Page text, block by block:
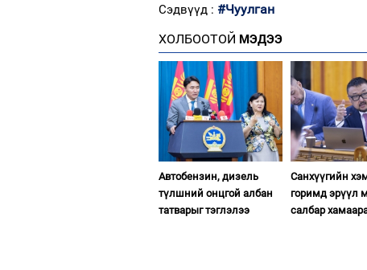
Сэдвүүд : #Чуулган
ХОЛБООТОЙ МЭДЭЭ
Автобензин, дизель
түлшний онцгой албан
татварыг тэглэлээ
Санхүүгийн
горимд эрүүл
салбар